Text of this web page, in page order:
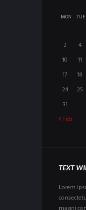
MON TUE
3
4
10
11
17
18
24
25
31
Feb
TEXT
Lorem